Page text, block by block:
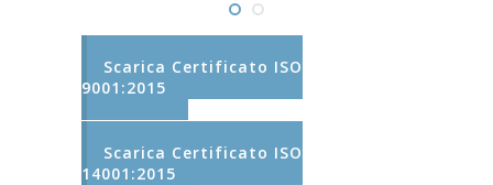
Scarica Certificato ISO
9001:2015
Scarica Certificato ISO
14001:2015